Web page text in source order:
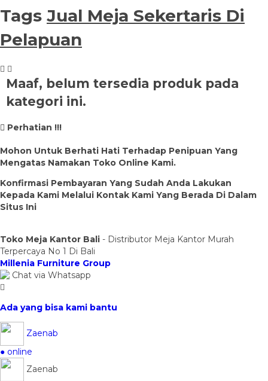
Tags Jual Meja Sekertaris Di
Pelapuan
Maaf, belum tersedia produk pada
kategori ini.
Perhatian !!!
Mohon Untuk Berhati Hati Terhadap Penipuan Yang
Mengatas Namakan Toko Online Kami.
Konfirmasi Pembayaran Yang Sudah Anda Lakukan
Kepada Kami Melalui Kontak Kami Yang Berada Di Dalam
Situs Ini
Toko Meja Kantor Bali - Distributor Meja Kantor Murah
Terpercaya No 1 Di Bali
Millenia Furniture Group
Chat via Whatsapp
Ada yang bisa kami bantu
Zaenab
● online
Zaenab